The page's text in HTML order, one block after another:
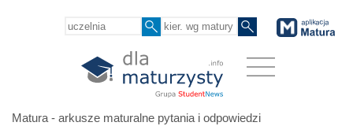
Matura - arkusze maturalne pytania i odpowiedzi